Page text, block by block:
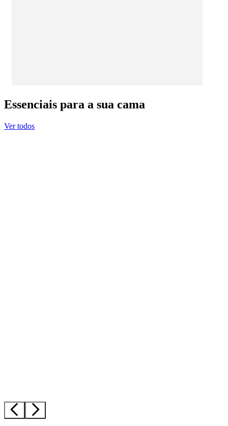
Essenciais para a sua cama
Ver todos